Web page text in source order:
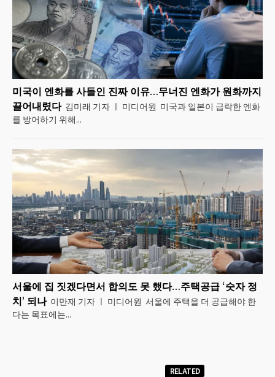
미국이 엔화를 사들인 진짜 이유…무너진 엔화가 원화까지
끌어내렸다 김미래 기자 ㅣ 미디어원 미국과 일본이 급락한 엔화
를 방어하기 위해...
서울에 집 짓겠다면서 합의도 못 했다…주택공급 ‘숫자 정
치’ 되나 이만재 기자 ㅣ 미디어원 서울에 주택을 더 공급해야 한
다는 목표에는...
RELATED